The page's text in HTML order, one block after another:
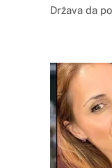
Država da